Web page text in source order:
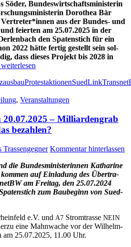
Bun­des­wirt­schafts­mi­nis­te­rin
Doro­thea Bär
aus der Bun­­des- und
fei­er­ten am 25.07.2025 in der
den Spa­ten­stich für ein
2022 hät­te fer­tig gestellt sein sol­
dass die­ses Pro­jekt bis 2028 in
ProtestaktionenSuedLink
, Veranstaltungen
20.07.2025 – Mil­li­ar­den­grab
bezahlen?
Kommentar hinterlassen
die Bun­des­mi­nis­te­rin­nen Katha­ri­ne
auf Ein­la­dung des Über­tra­
am Frei­tag, den 25.07.2024
zum Bau­be­ginn von Sued­
e.V. und A7 Strom­tras­se NEIN
eine Mahn­wa­che vor der Wil­helm-
25.07.2025, 11.00 Uhr.